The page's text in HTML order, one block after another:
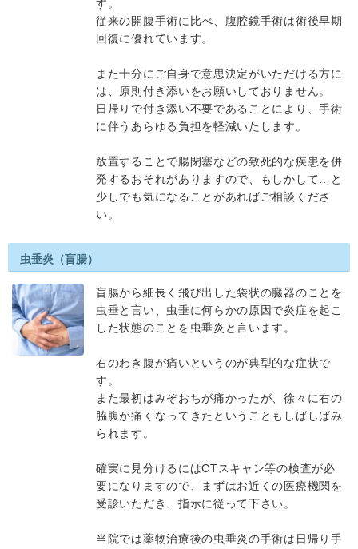
す。
従来の開腹手術に比べ、腹腔鏡手術は術後早期
回復に優れています。
また十分にご自身で意思決定がいただける方に
は、原則付き添いをお願いしておりません。
日帰りで付き添い不要であることにより、手術
に伴うあらゆる負担を軽減いたします。
放置することで腸閉塞などの致死的な疾患を併
発するおそれがありますので、もしかして…と
少しでも気になることがあればご相談くださ
い。
虫垂炎（盲腸）
盲腸から細長く飛び出した袋状の臓器のことを
虫垂と言い、虫垂に何らかの原因で炎症を起こ
した状態のことを虫垂炎と言います。
右のわき腹が痛いというのが典型的な症状で
す。
また最初はみぞおちが痛かったが、徐々に右の
脇腹が痛くなってきたということもしばしばみ
られます。
確実に見分けるにはCTスキャン等の検査が必
要になりますので、まずはお近くの医療機関を
受診いただき、指示に従って下さい。
当院では薬物治療後の虫垂炎の手術は日帰り手